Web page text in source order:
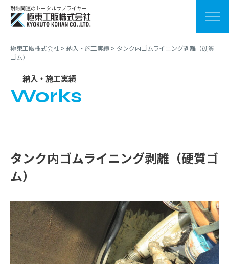
耐蝕関連のトータルサプライヤー
極東工販株式会社 > 納入・施工実績 > タンク内ゴムライニング剥離（硬質
ゴム）
納入・施工実績
Works
タンク内ゴムライニング剥離（硬質ゴ
ム）